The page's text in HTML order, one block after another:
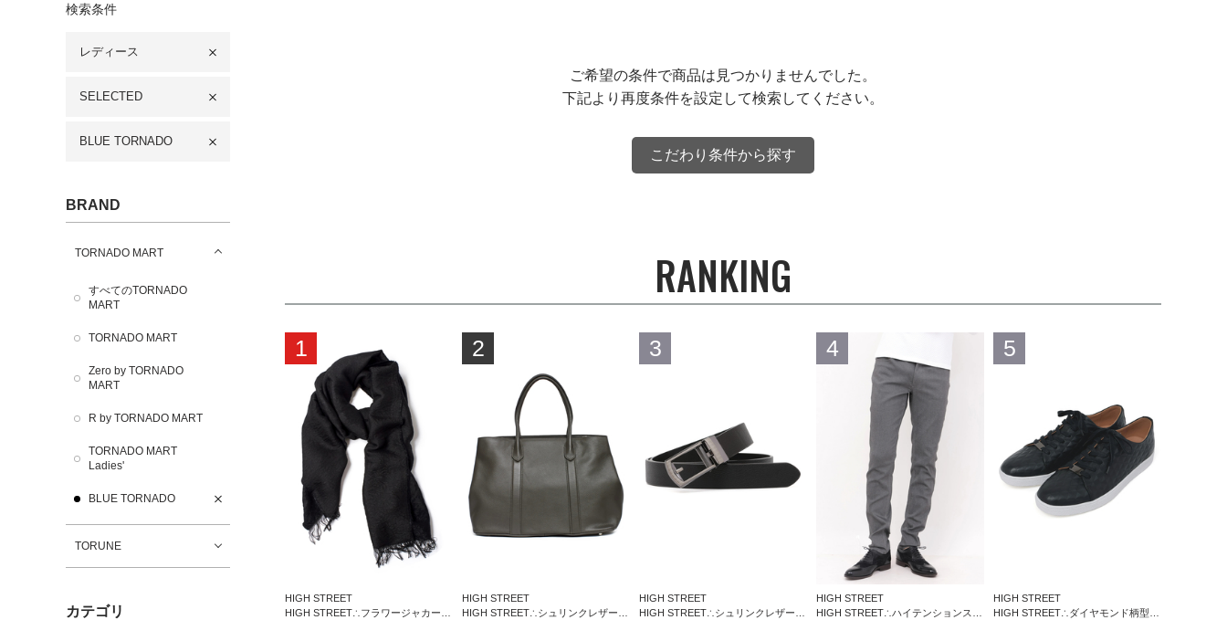
検索条件
レディース
SELECTED
BLUE TORNADO
BRAND
TORNADO MART
すべてのTORNADO
MART
TORNADO MART
Zero by TORNADO
MART
R by TORNADO MART
TORNADO MART
Ladies'
BLUE TORNADO
TORUNE
カテゴリ
ご希望の条件で商品は見つかりませんでした。
下記より再度条件を設定して検索してください。
こだわり条件から探す
RANKING
1
HIGH STREET
2
HIGH STREET
3
HIGH STREET
4
HIGH STREET
5
HIGH STREET